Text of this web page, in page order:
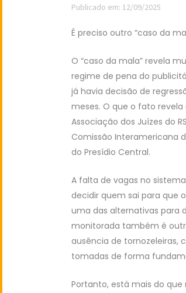
Publicado em: 12/09/2025
É preciso outro “caso da
O “caso da mala” revela
regime de pena do
já havia decisão de
meses. O que o fato
Associação dos Juízes do
Comissão Interamericana
do Presídio Central.
A falta de vagas no
decidir quem sai para que
uma das alternativas para
monitorada também é
ausência de tornozeleiras,
tomadas de forma
Portanto, está mais do